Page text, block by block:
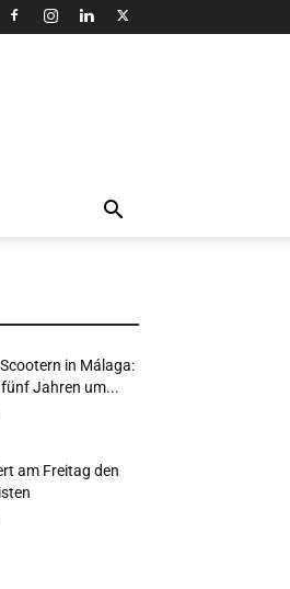
in Málaga:
Jahren um...
am Freitag den